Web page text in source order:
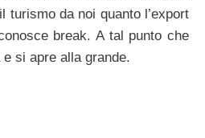
turismo da noi quanto l’export
break. A tal punto che
si apre alla grande.